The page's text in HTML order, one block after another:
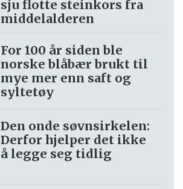
sju flotte steinkors fra
middelalderen
For 100 år siden ble
norske blåbær brukt til
mye mer enn saft og
syltetøy
Den onde søvnsirkelen:
Derfor hjelper det ikke
å legge seg tidlig